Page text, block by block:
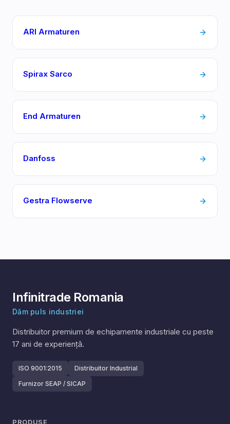
ARI Armaturen
Spirax Sarco
End Armaturen
Danfoss
Gestra Flowserve
Infinitrade Romania
Dăm puls industriei
Distribuitor premium de echipamente industriale cu peste
17 ani de experiență.
ISO 9001:2015
Distribuitor Industrial
Furnizor SEAP / SICAP
PRODUSE